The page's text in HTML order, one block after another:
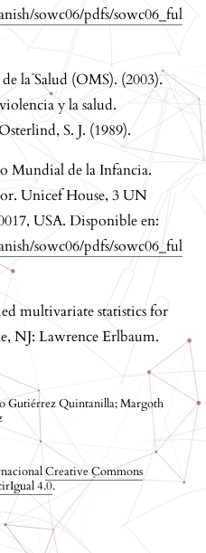
Gutiérrez Quintanilla; Margoth
Creative Commons
4.0.
sowc06/pdfs/sowc06_ful
la Salud (OMS). (2003).
y la salud.
S. J. (1989).
Mundial de la Infancia.
Unicef House, 3 UN
USA. Disponible en:
sowc06/pdfs/sowc06_ful
multivariate statistics for
NJ: Lawrence Erlbaum.